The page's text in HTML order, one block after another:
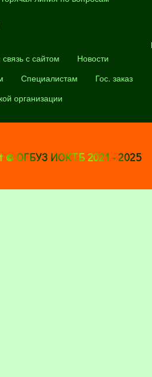
с сайтом
Новости
Специалистам
Гос. заказ
организации
© ОГБУЗ ИОКТБ 2021 - 2025